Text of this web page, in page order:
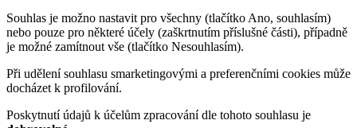
Souhlas je možno nastavit pro všechny (tlačítko Ano, souhlasím)
nebo pouze pro některé účely (zaškrtnutím příslušné části), případně
je možné zamítnout vše (tlačítko Nesouhlasím).
Při udělení souhlasu smarketingovými a preferenčními cookies může
docházet k profilování.
Poskytnutí údajů k účelům zpracování dle tohoto souhlasu je